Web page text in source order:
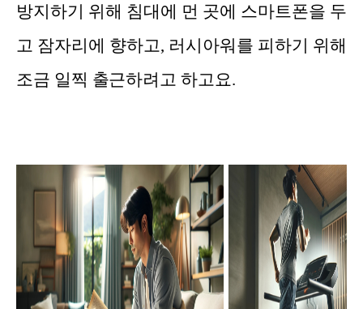
방지하기 위해 침대에 먼 곳에 스마트폰을 두
고 잠자리에 향하고, 러시아워를 피하기 위해
조금 일찍 출근하려고 하고요.